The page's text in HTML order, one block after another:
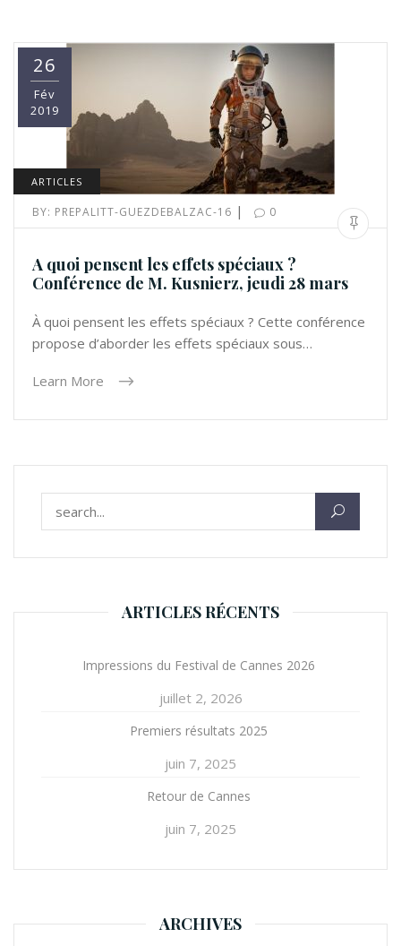
26
Fév
2019
ARTICLES
BY: PREPALITT-GUEZDEBALZAC-16 | 0
A quoi pensent les effets spéciaux ?
Conférence de M. Kusnierz, jeudi 28 mars
À quoi pensent les effets spéciaux ? Cette conférence
propose d’aborder les effets spéciaux sous…
Learn More
ARTICLES RÉCENTS
Impressions du Festival de Cannes 2026
juillet 2, 2026
Premiers résultats 2025
juin 7, 2025
Retour de Cannes
juin 7, 2025
ARCHIVES